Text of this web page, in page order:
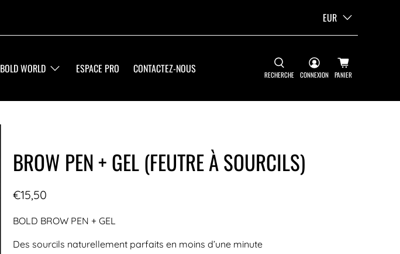
EUR
BOLD WORLD ESPACE PRO CONTACTEZ-NOUS RECHERCHE CONNEXION PANIER
BROW PEN + GEL (FEUTRE À SOURCILS)
€15,50
BOLD BROW PEN + GEL
Des sourcils naturellement parfaits en moins d’une minute